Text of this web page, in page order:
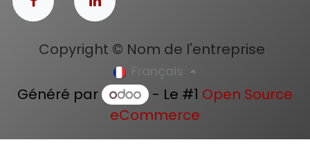
Copyright © Nom de l'entreprise
Français
Généré par - Le #1 Open Source
eCommerce